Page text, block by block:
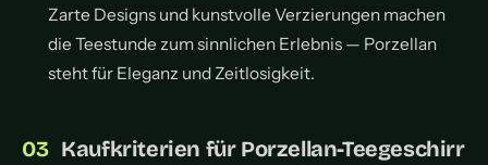
Zarte Designs und kunstvolle Verzierungen machen
die Teestunde zum sinnlichen Erlebnis — Porzellan
steht für Eleganz und Zeitlosigkeit.
Kaufkriterien für Porzellan-Teegeschirr